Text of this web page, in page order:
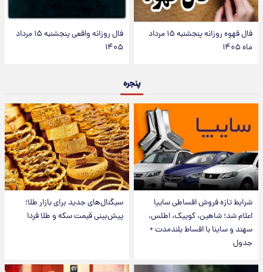
فال قهوه روزانه پنجشنبه ۱۵ مرداد
ماه ۱۴۰۵
فال روزانه واقعی پنجشنبه ۱۵ مرداد
۱۴۰۵
پنجره
شرایط تازه فروش اقساطی سایپا
اعلام شد؛ شاهین، کوییک، اطلس،
سهند و ساینا با اقساط بلندمدت +
جدول
سیگنال‌های جدید برای بازار طلا؛
پیش‌بینی قیمت سکه و طلا فردا